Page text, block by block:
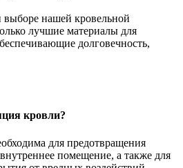
нашей кровельной
лучшие материалы для
долговечность,
кровли?
для предотвращения
помещение, а также для